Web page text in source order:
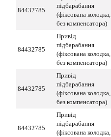
84432785
підбарабання
(фіксована колодка,
без компенсатора)
84432785
Привід
підбарабання
(фіксована колодка,
без компенсатора)
84432785
Привід
підбарабання
(фіксована колодка,
без компенсатора)
84432785
Привід
підбарабання
(фіксована колодка,